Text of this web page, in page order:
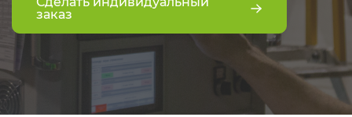
заказ